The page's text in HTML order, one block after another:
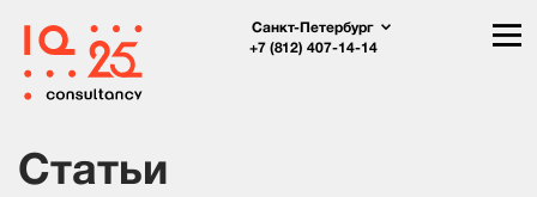
Санкт-Петербург
+7 (812) 407-14-14
Статьи